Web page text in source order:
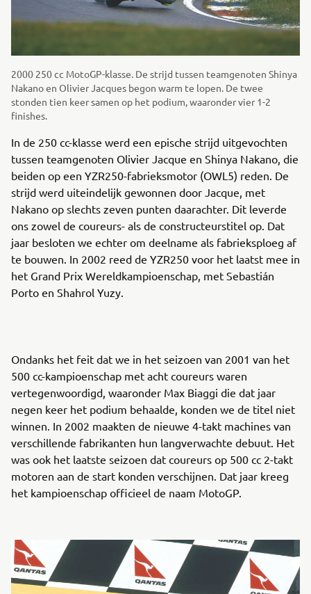
2000 250 cc MotoGP-klasse. De strijd tussen teamgenoten Shinya
Nakano en Olivier Jacques begon warm te lopen. De twee
stonden tien keer samen op het podium, waaronder vier 1-2
finishes.
In de 250 cc-klasse werd een epische strijd uitgevochten
tussen teamgenoten Olivier Jacque en Shinya Nakano, die
beiden op een YZR250-fabrieksmotor (OWL5) reden. De
strijd werd uiteindelijk gewonnen door Jacque, met
Nakano op slechts zeven punten daarachter. Dit leverde
ons zowel de coureurs- als de constructeurstitel op. Dat
jaar besloten we echter om deelname als fabrieksploeg af
te bouwen. In 2002 reed de YZR250 voor het laatst mee in
het Grand Prix Wereldkampioenschap, met Sebastián
Porto en Shahrol Yuzy.
Ondanks het feit dat we in het seizoen van 2001 van het
500 cc-kampioenschap met acht coureurs waren
vertegenwoordigd, waaronder Max Biaggi die dat jaar
negen keer het podium behaalde, konden we de titel niet
winnen. In 2002 maakten de nieuwe 4-takt machines van
verschillende fabrikanten hun langverwachte debuut. Het
was ook het laatste seizoen dat coureurs op 500 cc 2-takt
motoren aan de start konden verschijnen. Dat jaar kreeg
het kampioenschap officieel de naam MotoGP.